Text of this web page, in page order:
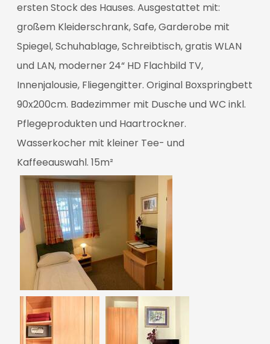
ersten Stock des Hauses. Ausgestattet mit:
großem Kleiderschrank, Safe, Garderobe mit
Spiegel, Schuhablage, Schreibtisch, gratis WLAN
und LAN, moderner 24“ HD Flachbild TV,
Innenjalousie, Fliegengitter. Original Boxspringbett
90x200cm. Badezimmer mit Dusche und WC inkl.
Pflegeprodukten und Haartrockner.
Wasserkocher mit kleiner Tee- und
Kaffeeauswahl. 15m²